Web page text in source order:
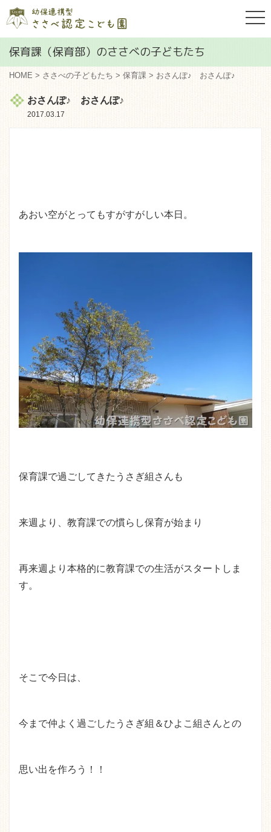
保育課（保育部）のささべの子どもたち
HOME > ささべの子どもたち > 保育課 > おさんぽ♪ おさんぽ♪
おさんぽ♪ おさんぽ♪
2017.03.17
あおい空がとってもすがすがしい本日。
保育課で過ごしてきたうさぎ組さんも
来週より、教育課での慣らし保育が始まり
再来週より本格的に教育課での生活がスタートしま
す。
そこで今日は、
今まで仲よく過ごしたうさぎ組＆ひよこ組さんとの
思い出を作ろう！！